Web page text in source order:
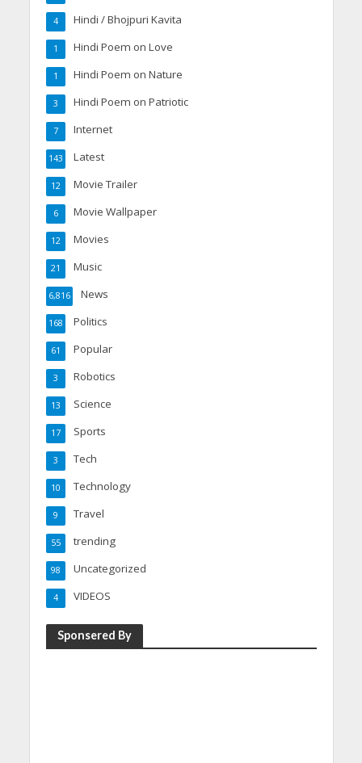
Hindi / Bhojpuri Kavita
4
Hindi Poem on Love
1
Hindi Poem on Nature
1
Hindi Poem on Patriotic
3
Internet
7
Latest
143
Movie Trailer
12
Movie Wallpaper
6
Movies
12
Music
21
News
6,816
Politics
168
Popular
61
Robotics
3
Science
13
Sports
17
Tech
3
Technology
10
Travel
9
trending
55
Uncategorized
98
VIDEOS
4
Sponsered By